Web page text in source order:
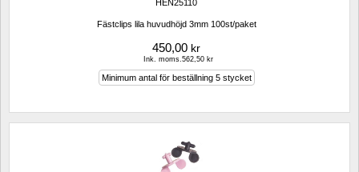
HEN25110
Fästclips lila huvudhöjd 3mm 100st/paket
450,00 kr
Ink. moms.562,50 kr
Minimum antal för beställning 5 stycket